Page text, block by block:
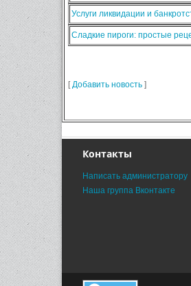
Услуги ликвидации и
Сладкие пироги: простые
[Добавить новость ]
Контакты
Написать администратору
Наша группа Вконтакте